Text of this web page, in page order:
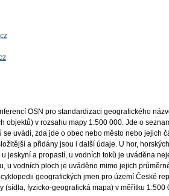
OSN pro standardizaci geografického
objektů) v rozsahu mapy 1:500 000. Jde o
uvádí, zda jde o obec nebo město nebo jejich
a přidány jsou i další údaje. U hor,
jeskyní a propastí, u vodních toků je uváděna
u vodních ploch je uváděno mimo jejich
geografických jmen pro území České
fyzicko-geografická mapa) v měřítku 1:500